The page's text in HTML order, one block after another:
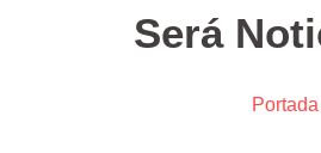
Será
Portada